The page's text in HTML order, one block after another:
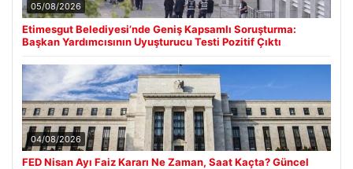
05/08/2026
Etimesgut Belediyesi’nde Geniş Kapsamlı Soruşturma:
Başkan Yardımcısının Uyuşturucu Testi Pozitif Çıktı
04/08/2026
FED Nisan Ayı Faiz Kararı Ne Zaman, Saat Kaçta? Güncel